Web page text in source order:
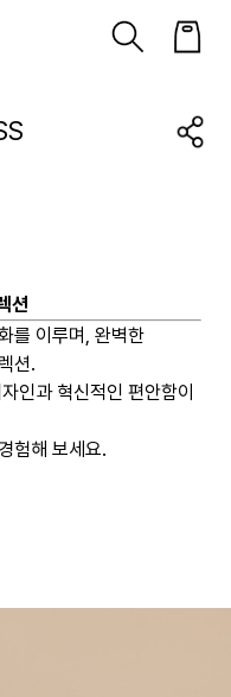
션
를 이루며, 완벽한
션.
인과 혁신적인 편안함이
험해 보세요.